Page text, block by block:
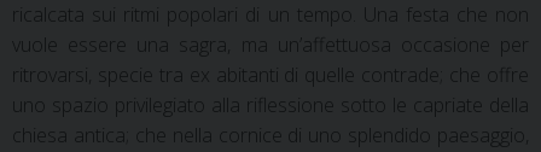
ricalcata sui ritmi popolari di un tempo. Una festa che non
vuole essere una sagra, ma un’affettuosa occasione per
ritrovarsi, specie tra ex abitanti di quelle contrade; che offre
uno spazio privilegiato alla riflessione sotto le capriate della
chiesa antica; che nella cornice di uno splendido paesaggio,